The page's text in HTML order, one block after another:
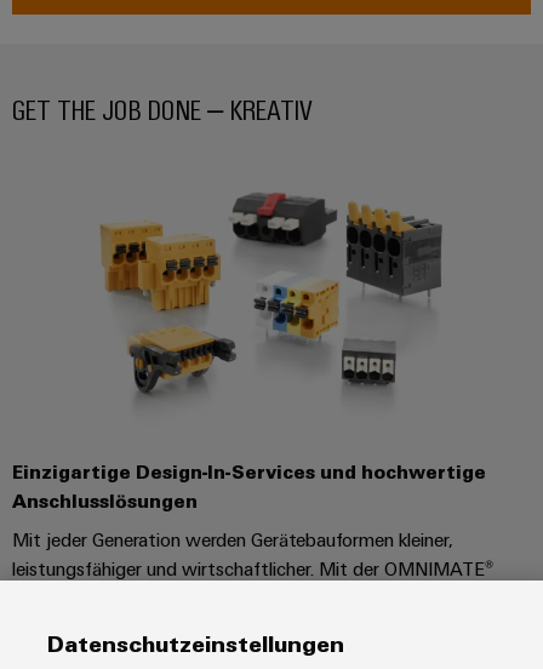
GET THE JOB DONE – KREATIV
Einzigartige Design-In-Services und hochwertige
Anschlusslösungen
Mit jeder Generation werden Gerätebauformen kleiner,
leistungsfähiger und wirtschaftlicher. Mit der OMNIMATE®
kompakten Baugröße der Leiterplattenklemmen und -
Datenschutzeinstellungen